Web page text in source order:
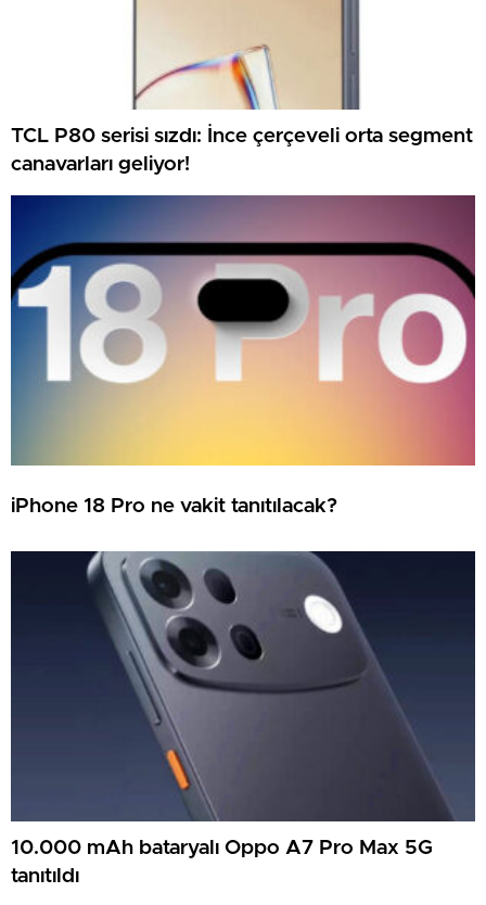
TCL P80 serisi sızdı: İnce çerçeveli orta segment
canavarları geliyor!
iPhone 18 Pro ne vakit tanıtılacak?
10.000 mAh bataryalı Oppo A7 Pro Max 5G
tanıtıldı